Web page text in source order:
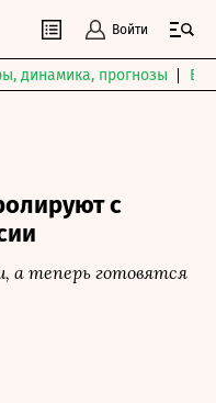
Войти
динамика, прогнозы
с
а теперь готовятся